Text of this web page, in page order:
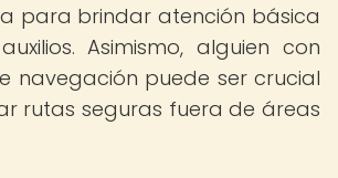
para brindar atención básica
Asimismo, alguien con
navegación puede ser crucial
rutas seguras fuera de áreas